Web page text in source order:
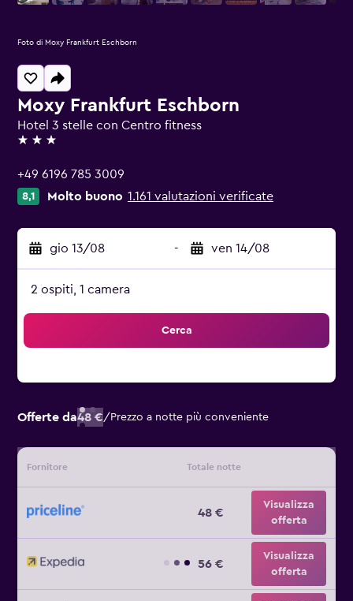
Moxy Frankfurt Eschborn
Hotel 3 stelle con Centro fitness
3 stelle
+49 6196 785 3009
8,1 Molto buono 1.161 valutazioni verificate
gio 13/08 - ven 14/08
2 ospiti, 1 camera
Cerca
Offerte da48 €/ Prezzo a notte più conveniente
Fornitore Totale notte
48 €
Visualizza
offerta
56 €
Visualizza
offerta
Foto di Moxy Frankfurt Eschborn